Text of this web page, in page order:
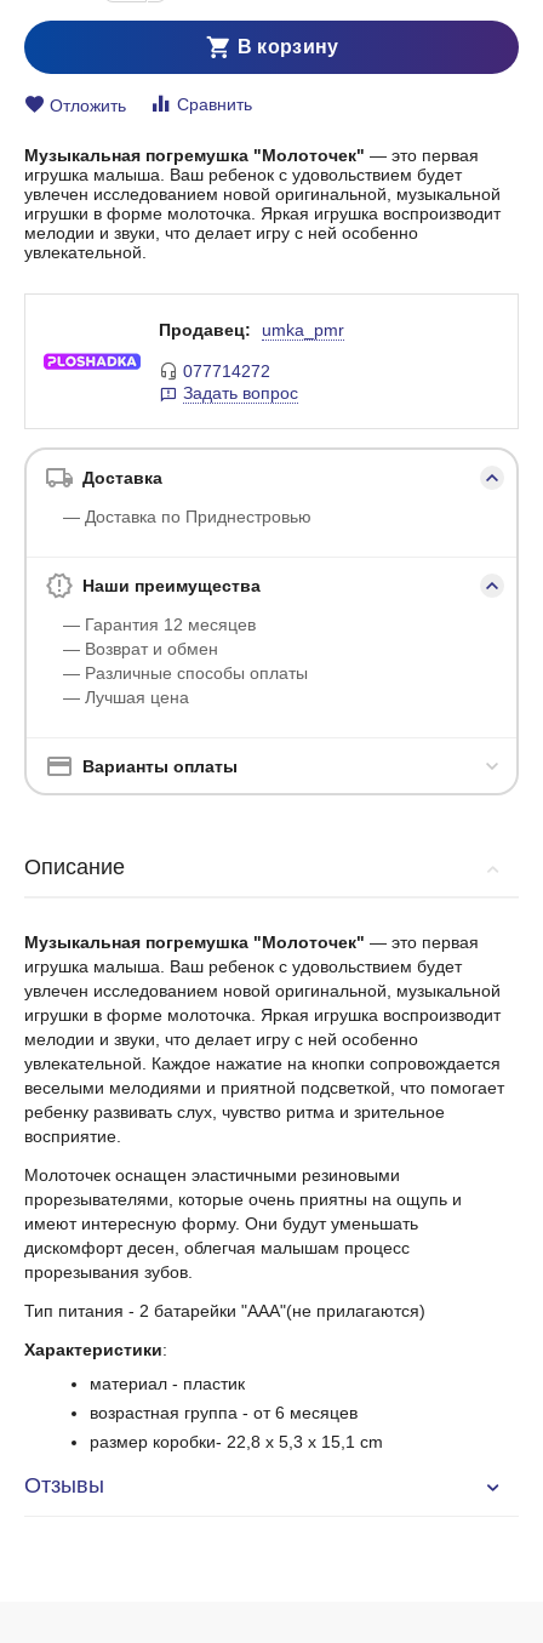
В корзину
Отложить Сравнить
Музыкальная погремушка "Молоточек" — это первая
игрушка малыша. Ваш ребенок с удовольствием будет
увлечен исследованием новой оригинальной, музыкальной
игрушки в форме молоточка. Яркая игрушка воспроизводит
мелодии и звуки, что делает игру с ней особенно
увлекательной.
Продавец: umka_pmr
077714272
Задать вопрос
Доставка
— Доставка по Приднестровью
Наши преимущества
— Гарантия 12 месяцев
— Возврат и обмен
— Различные способы оплаты
— Лучшая цена
Варианты оплаты
Описание
Музыкальная погремушка "Молоточек" — это первая
игрушка малыша. Ваш ребенок с удовольствием будет
увлечен исследованием новой оригинальной, музыкальной
игрушки в форме молоточка. Яркая игрушка воспроизводит
мелодии и звуки, что делает игру с ней особенно
увлекательной. Каждое нажатие на кнопки сопровождается
веселыми мелодиями и приятной подсветкой, что помогает
ребенку развивать слух, чувство ритма и зрительное
восприятие.
Молоточек оснащен эластичными резиновыми
прорезывателями, которые очень приятны на ощупь и
имеют интересную форму. Они будут уменьшать
дискомфорт десен, облегчая малышам процесс
прорезывания зубов.
Тип питания - 2 батарейки "ААА"(не прилагаются)
Характеристики:
материал - пластик
возрастная группа - от 6 месяцев
размер коробки- 22,8 x 5,3 x 15,1 cm
Отзывы